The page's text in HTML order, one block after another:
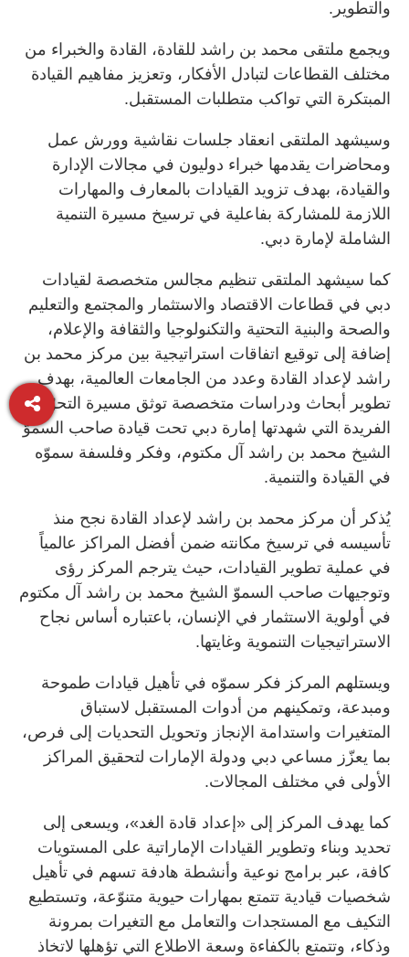
والتطوير.
ويجمع ملتقى محمد بن راشد للقادة، القادة والخبراء من
مختلف القطاعات لتبادل الأفكار، وتعزيز مفاهيم القيادة
المبتكرة التي تواكب متطلبات المستقبل.
وسيشهد الملتقى انعقاد جلسات نقاشية وورش عمل
ومحاضرات يقدمها خبراء دوليون في مجالات الإدارة
والقيادة، بهدف تزويد القيادات بالمعارف والمهارات
اللازمة للمشاركة بفاعلية في ترسيخ مسيرة التنمية
الشاملة لإمارة دبي.
كما سيشهد الملتقى تنظيم مجالس متخصصة لقيادات
دبي في قطاعات الاقتصاد والاستثمار والمجتمع والتعليم
والصحة والبنية التحتية والتكنولوجيا والثقافة والإعلام،
إضافة إلى توقيع اتفاقات استراتيجية بين مركز محمد بن
راشد لإعداد القادة وعدد من الجامعات العالمية، بهدف
تطوير أبحاث ودراسات متخصصة توثق مسيرة التحوّل
الفريدة التي شهدتها إمارة دبي تحت قيادة صاحب السموّ
الشيخ محمد بن راشد آل مكتوم، وفكر وفلسفة سموّه
في القيادة والتنمية.
يُذكر أن مركز محمد بن راشد لإعداد القادة نجح منذ
تأسيسه في ترسيخ مكانته ضمن أفضل المراكز عالمياً
في عملية تطوير القيادات، حيث يترجم المركز رؤى
وتوجيهات صاحب السموّ الشيخ محمد بن راشد آل مكتوم
في أولوية الاستثمار في الإنسان، باعتباره أساس نجاح
الاستراتيجيات التنموية وغايتها.
ويستلهم المركز فكر سموّه في تأهيل قيادات طموحة
ومبدعة، وتمكينهم من أدوات المستقبل لاستباق
المتغيرات واستدامة الإنجاز وتحويل التحديات إلى فرص،
بما يعزّز مساعي دبي ودولة الإمارات لتحقيق المراكز
الأولى في مختلف المجالات.
كما يهدف المركز إلى «إعداد قادة الغد»، ويسعى إلى
تحديد وبناء وتطوير القيادات الإماراتية على المستويات
كافة، عبر برامج نوعية وأنشطة هادفة تسهم في تأهيل
شخصيات قيادية تتمتع بمهارات حيوية متنوّعة، وتستطيع
التكيف مع المستجدات والتعامل مع التغيرات بمرونة
وذكاء، وتتمتع بالكفاءة وسعة الاطلاع التي تؤهلها لاتخاذ